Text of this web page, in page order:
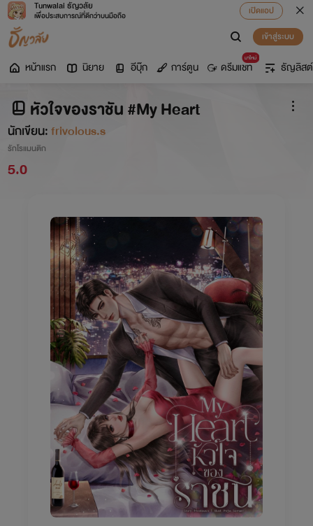
Tunwalai ธัญวลัย
เพื่อประสบการณ์ที่ดีกว่าบนมือถือ
เปิดแอป
เข้าสู่ระบบ
หน้าแรก นิยาย อีบุ๊ก การ์ตูน
มาใหม่
ดรีมแชท ธัญลิสต์
หัวใจของราชัน #My Heart
นักเขียน:frivolous.s
รักโรแมนติก
5.0